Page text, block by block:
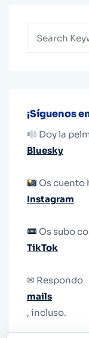
¡Síguenos
Doy la
Bluesky
Os cuento
Instagram
Os subo
TikTok
✉ Respondo
mails
, incluso.